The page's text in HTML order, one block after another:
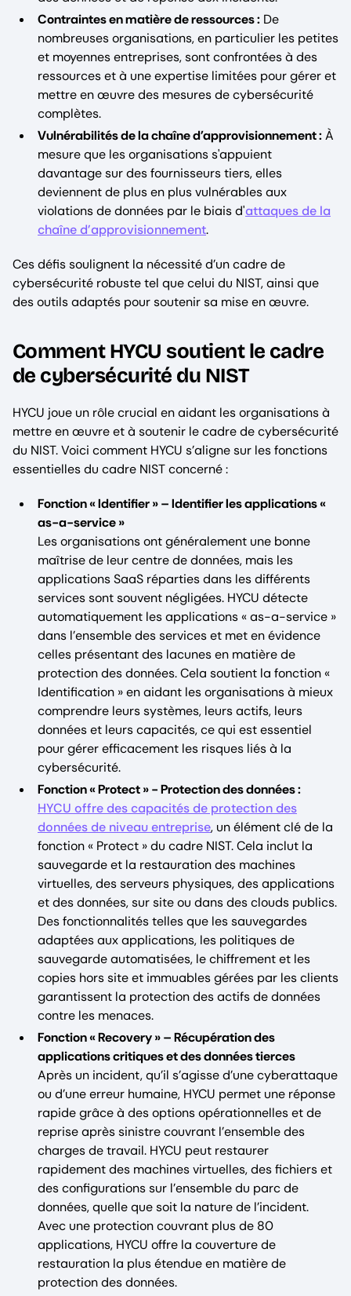
Contraintes en matière de ressources : De
nombreuses organisations, en particulier les petites
et moyennes entreprises, sont confrontées à des
ressources et à une expertise limitées pour gérer et
mettre en œuvre des mesures de cybersécurité
complètes.
Vulnérabilités de la chaîne d’approvisionnement :À
mesure que les organisations s'appuient
davantage sur des fournisseurs tiers, elles
deviennent de plus en plus vulnérables aux
violations de données par le biais d'attaques de la
chaîne d’approvisionnement.
Ces défis soulignent la nécessité d’un cadre de
cybersécurité robuste tel que celui du NIST, ainsi que
des outils adaptés pour soutenir sa mise en œuvre.
Comment HYCU soutient le cadre
de cybersécurité du NIST
HYCU joue un rôle crucial en aidant les organisations à
mettre en œuvre et à soutenir le cadre de cybersécurité
du NIST. Voici comment HYCU s’aligne sur les fonctions
essentielles du cadre NIST concerné :
Fonction « Identifier » – Identifier les applications «
as-a-service »
Les organisations ont généralement une bonne
maîtrise de leur centre de données, mais les
applications SaaS réparties dans les différents
services sont souvent négligées. HYCU détecte
automatiquement les applications « as-a-service »
dans l’ensemble des services et met en évidence
celles présentant des lacunes en matière de
protection des données. Cela soutient la fonction «
Identification » en aidant les organisations à mieux
comprendre leurs systèmes, leurs actifs, leurs
données et leurs capacités, ce qui est essentiel
pour gérer efficacement les risques liés à la
cybersécurité.
Fonction « Protect » - Protection des données :
HYCU offre des capacités de protection des
données de niveau entreprise, un élément clé de la
fonction « Protect » du cadre NIST. Cela inclut la
sauvegarde et la restauration des machines
virtuelles, des serveurs physiques, des applications
et des données, sur site ou dans des clouds publics.
Des fonctionnalités telles que les sauvegardes
adaptées aux applications, les politiques de
sauvegarde automatisées, le chiffrement et les
copies hors site et immuables gérées par les clients
garantissent la protection des actifs de données
contre les menaces.
Fonction « Recovery » – Récupération des
applications critiques et des données tierces
Après un incident, qu’il s’agisse d’une cyberattaque
ou d’une erreur humaine, HYCU permet une réponse
rapide grâce à des options opérationnelles et de
reprise après sinistre couvrant l’ensemble des
charges de travail. HYCU peut restaurer
rapidement des machines virtuelles, des fichiers et
des configurations sur l’ensemble du parc de
données, quelle que soit la nature de l’incident.
Avec une protection couvrant plus de 80
applications, HYCU offre la couverture de
restauration la plus étendue en matière de
protection des données.